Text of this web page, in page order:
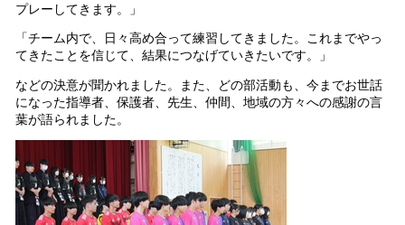
プレーしてきます。」
「チーム内で、日々高め合って練習してきました。これまでやっ
てきたことを信じて、結果につなげていきたいです。」
などの決意が聞かれました。また、どの部活動も、今までお世話
になった指導者、保護者、先生、仲間、地域の方々への感謝の言
葉が語られました。